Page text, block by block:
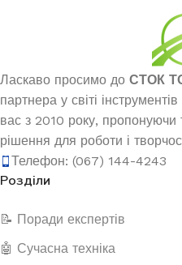
Ласкаво просимо до СТОК
партнера у світі
вас з 2010 року, пропонуючи
рішення для роботи і
Телефон: (067) 144-4243
Розділи
📝 Поради експертів
🤖 Сучасна техніка